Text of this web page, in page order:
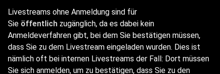
Livestreams ohne Anmeldung sind für
Sie öffentlich zugänglich, da es dabei kein
Anmeldeverfahren gibt, bei dem Sie bestätigen müssen,
dass Sie zu dem Livestream eingeladen wurden. Dies ist
nämlich oft bei internen Livestreams der Fall: Dort müssen
Sie sich anmelden, um zu bestätigen, dass Sie zu den